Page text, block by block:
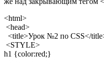
<html>
<head>
<title>Урок №2 по CSS</
<STYLE>
h1 {color:red;}